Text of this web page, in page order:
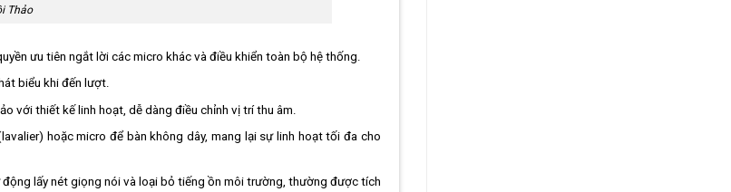
Thảo
ưu tiên ngắt lời các micro khác và điều khiển toàn bộ hệ thống.
biểu khi đến lượt.
với thiết kế linh hoạt, dễ dàng điều chỉnh vị trí thu âm.
hoặc micro để bàn không dây, mang lại sự linh hoạt tối đa cho
lấy nét giọng nói và loại bỏ tiếng ồn môi trường, thường được tích